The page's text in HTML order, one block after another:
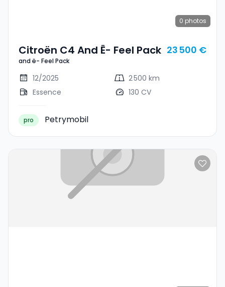
0 photos
Citroën C4 And Ë- Feel Pack
and ë- Feel Pack
23 500 €
12/2025
2 500 km
Essence
130 CV
pro Petrymobil